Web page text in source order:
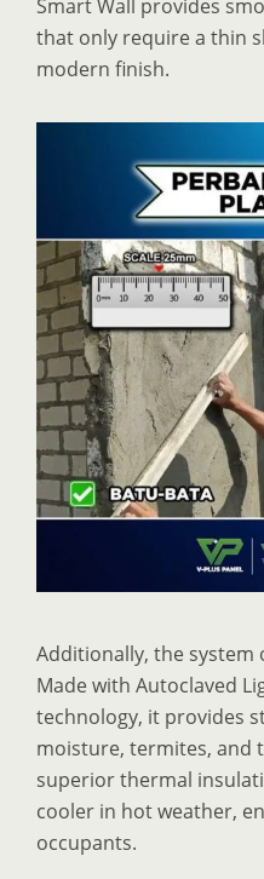
Smart Wall provides
that only require a thin
modern finish.
Additionally, the
Made with Autoclaved
technology, it provides
moisture, termites, and
superior thermal
cooler in hot weather,
occupants.